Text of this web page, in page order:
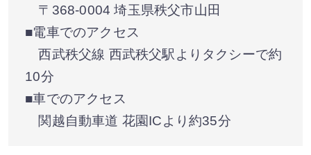
〒368-0004 埼玉県秩父市山田
■電車でのアクセス
西武秩父線 西武秩父駅よりタクシーで約
10分
■車でのアクセス
関越自動車道 花園ICより約35分